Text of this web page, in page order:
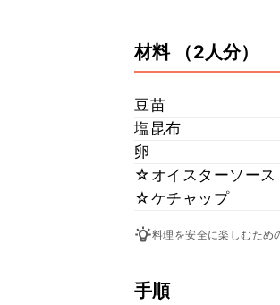
材料 （2人分）
豆苗
塩昆布
卵
☆オイスターソース
☆ケチャップ
料理を安全に楽しむため
手順